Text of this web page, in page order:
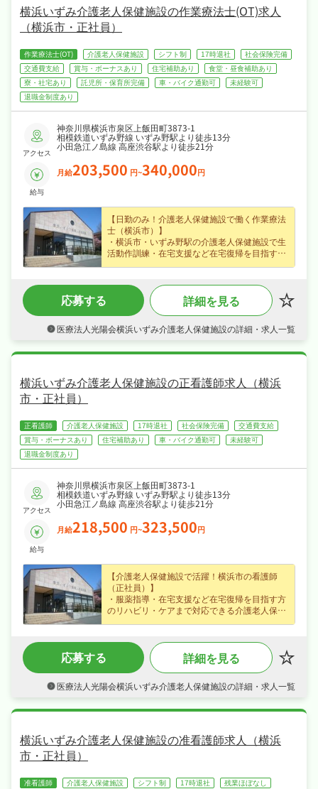
横浜いずみ介護老人保健施設の作業療法士(OT)求人
（横浜市・正社員）
作業療法士(OT) 介護老人保健施設 シフト制 17時退社
社会保険完備
交通費支給
賞与・ボーナスあり 住宅補助あり
食堂・昼食補助あり
寮・社宅あり
託児所・保育所完備 車・バイク通勤可
未経験可
退職金制度あり
アクセス
神奈川県横浜市泉区上飯田町3873-1
相模鉄道いずみ野線 いずみ野駅より徒歩13分
小田急江ノ島線 高座渋谷駅より徒歩21分
給与
月給203,500 円~340,000円
【日勤のみ！介護老人保健施設で働く作業療法
士（横浜市）】
・横浜市・いずみ野駅の介護老人保健施設で生
活動作訓練・在宅支援など在宅復帰を目指す方
・正社員募集で月給20.4〜34万円という好条
件、賞与あり・住宅手当・皆勤手当など各種手
当・昇給ありなど好待遇で、あなたの経験を正
・4週8休・年間休日110日なので、日勤のみで
・社会保険完備、退職金制度あり、住宅補助・
きる職場です◎
応募する 詳細を見る
医療法人光陽会横浜いずみ介護老人保健施設の詳細・求人一覧
横浜いずみ介護老人保健施設の正看護師求人（横浜
市・正社員）
正看護師 介護老人保健施設 17時退社 社会保険完備
交通費支給
賞与・ボーナスあり
住宅補助あり 車・バイク通勤可
未経験可
退職金制度あり
アクセス
神奈川県横浜市泉区上飯田町3873-1
相模鉄道いずみ野線 いずみ野駅より徒歩13分
小田急江ノ島線 高座渋谷駅より徒歩21分
給与
月給218,500 円~323,500円
【介護老人保健施設で活躍！横浜市の看護師
（正社員）】
・服薬指導・在宅支援など在宅復帰を目指す方
のリハビリ・ケアまで対応できる介護老人保健
めます♪
・月給21.9〜32.4万円（正社員）、賞与年2
回・資格手当・住宅手当・皆勤手当など各種手
♪
暇など長期休暇も取りやすくワークライフバラ
・社会保険完備、退職金制度あり、住宅補助・
社宅制度ありが揃い、安心して長く働ける環境
応募する 詳細を見る
医療法人光陽会横浜いずみ介護老人保健施設の詳細・求人一覧
横浜いずみ介護老人保健施設の准看護師求人（横浜
市・正社員）
准看護師 介護老人保健施設 シフト制 17時退社
残業ほぼなし